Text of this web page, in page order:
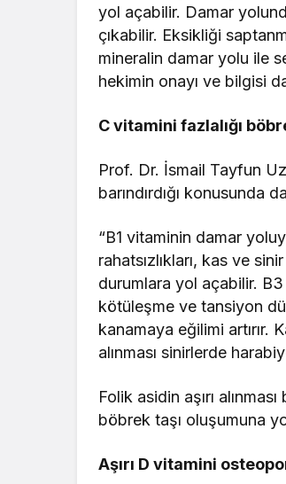
yol açabilir. Damar
çıkabilir. Eksikliği
mineralin damar yolu ile
hekimin onayı ve bilgisi
C vitamini fazlalığı
Prof. Dr. İsmail Tayfun
barındırdığı konusunda
“B1 vitaminin damar
rahatsızlıkları, kas ve
durumlara yol açabilir. B3
kötüleşme ve tansiyon
kanamaya eğilimi artırır.
alınması sinirlerde
Folik asidin aşırı
böbrek taşı oluşumuna
Aşırı D vitamini